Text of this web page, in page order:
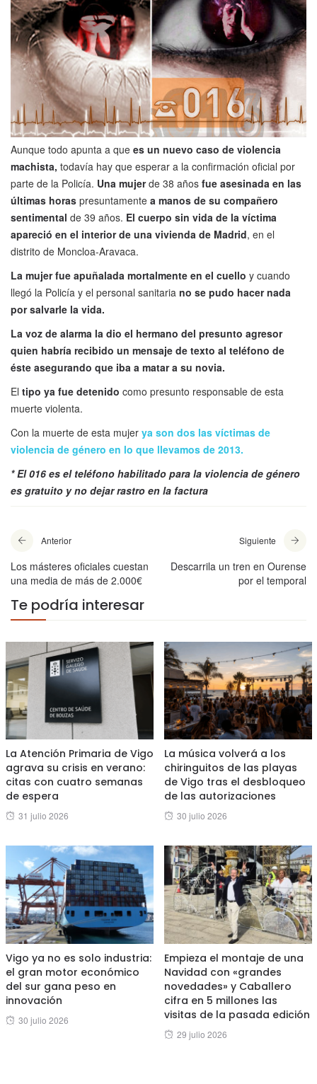
Aunque todo apunta a que es un nuevo caso de violencia
machista, todavía hay que esperar a la confirmación oficial por
parte de la Policía. Una mujerde 38 años fue asesinada en las
últimas horas presuntamente a manos de su compañero
sentimental de 39 años. El cuerpo sin vida de la víctima
apareció en el interior de una vivienda de Madrid, en el
distrito de Moncloa-Aravaca.
La mujer fue apuñalada mortalmente en el cuello y cuando
llegó la Policía y el personal sanitaria no se pudo hacer nada
por salvarle la vida.
La voz de alarma la dio el hermano del presunto agresor
quien habría recibido un mensaje de texto al teléfono de
éste asegurando que iba a matar a su novia.
El tipo ya fue detenido como presunto responsable de esta
muerte violenta.
Con la muerte de esta mujer ya son dos las víctimas de
violencia de género en lo que llevamos de 2013.
* El 016 es el teléfono habilitado para la violencia de género
es gratuito y no dejar rastro en la factura
Anterior
Los másteres oficiales cuestan
una media de más de 2.000€
Siguiente
Descarrila un tren en Ourense
por el temporal
Te podría interesar
La Atención Primaria de Vigo
agrava su crisis en verano:
citas con cuatro semanas
de espera
Posted
31 julio 2026
La música volverá a los
chiringuitos de las playas
de Vigo tras el desbloqueo
de las autorizaciones
Posted
30 julio 2026
Vigo ya no es solo industria:
el gran motor económico
del sur gana peso en
innovación
Posted
30 julio 2026
Empieza el montaje de una
Navidad con «grandes
novedades» y Caballero
cifra en 5 millones las
visitas de la pasada edición
Posted
29 julio 2026